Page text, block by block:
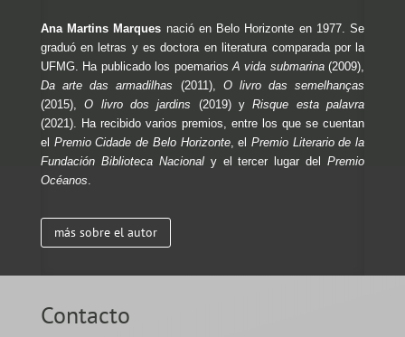
Ana Martins Marques nació en Belo Horizonte en 1977. Se
graduó en letras y es doctora en literatura comparada por la
UFMG. Ha publicado los poemarios A vida submarina(2009),
Da arte das armadilhas (2011), O livro das semelhanças
(2015),O livro dos jardins (2019) yRisque esta palavra
(2021). Ha recibido varios premios, entre los que se cuentan
el Premio Cidade de Belo Horizonte, el Premio Literario de la
Fundación Biblioteca Nacionaly el tercer lugar delPremio
Océanos
más sobre el autor
Contacto